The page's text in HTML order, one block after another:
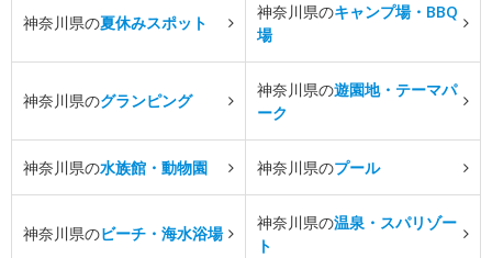
神奈川県の夏休みスポット
神奈川県のキャンプ場・BBQ
場
神奈川県のグランピング
神奈川県の遊園地・テーマパ
ーク
神奈川県の水族館・動物園 神奈川県のプール
神奈川県のビーチ・海水浴場
神奈川県の温泉・スパリゾー
ト